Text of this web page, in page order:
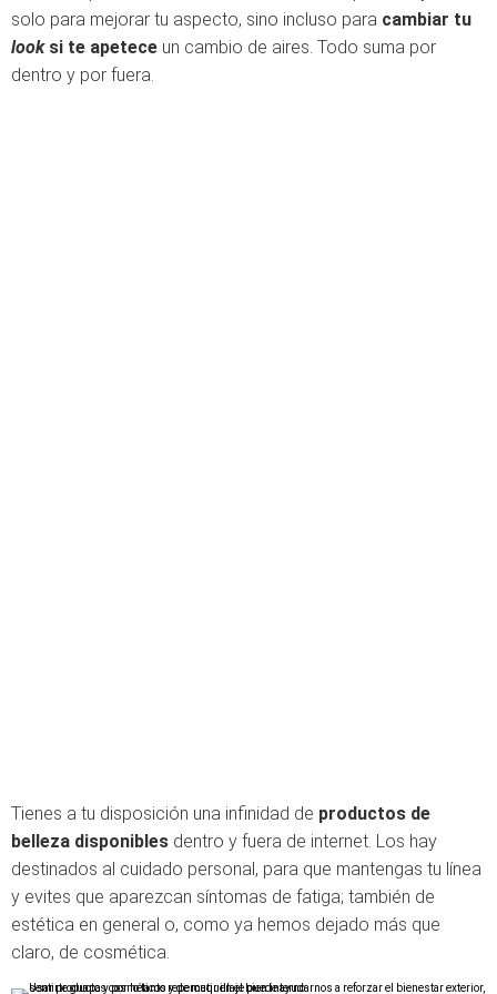
solo para mejorar tu aspecto, sino incluso para cambiar tu
look si te apetece un cambio de aires. Todo suma por
dentro y por fuera.
Tienes a tu disposición una infinidad de productos de
belleza disponibles dentro y fuera de internet. Los hay
destinados al cuidado personal, para que mantengas tu línea
y evites que aparezcan síntomas de fatiga; también de
estética en general o, como ya hemos dejado más que
claro, de cosmética.